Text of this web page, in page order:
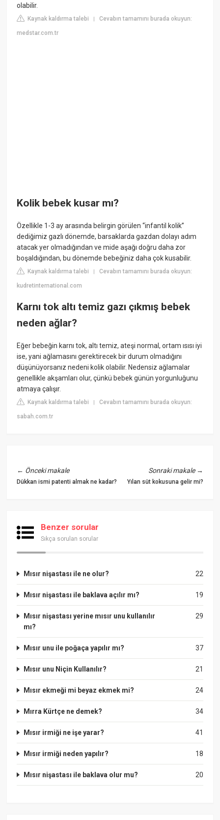
olabilir.
Kaynak kaldırma talebi |Cevabın tamamını burada okuyun:
medstar.com.tr
Kolik bebek kusar mı?
Özellikle 1-3 ay arasında belirgin görülen “infantil kolik”
dediğimiz gazlı dönemde, barsaklarda gazdan dolayı adım
atacak yer olmadığından ve mide aşağı doğru daha zor
boşaldığından, bu dönemde bebeğiniz daha çok kusabilir.
Kaynak kaldırma talebi |Cevabın tamamını burada okuyun:
kudretinternational.com
Karnı tok altı temiz gazı çıkmış bebek
neden ağlar?
Eğer bebeğin karnı tok, altı temiz, ateşi normal, ortam ısısı iyi
ise, yani ağlamasını gerektirecek bir durum olmadığını
düşünüyorsanız nedeni kolik olabilir. Nedensiz ağlamalar
genellikle akşamları olur, çünkü bebek günün yorgunluğunu
atmaya çalışır.
Kaynak kaldırma talebi |Cevabın tamamını burada okuyun:
sabah.com.tr
← Önceki makale
Dükkan ismi patenti almak ne kadar?
Sonraki makale→
Yılan süt kokusuna gelir mi?
Benzer sorular
Sıkça sorulan sorular
22
Mısır nişastası ile ne olur?
19
Mısır nişastası ile baklava açılır mı?
29
Mısır nişastası yerine mısır unu kullanılır
mı?
37
Mısır unu ile poğaça yapılır mı?
21
Mısır unu Niçin Kullanılır?
24
Mısır ekmeği mi beyaz ekmek mi?
34
Mırra Kürtçe ne demek?
41
Mısır irmiği ne işe yarar?
18
Mısır irmiği neden yapılır?
20
Mısır nişastası ile baklava olur mu?